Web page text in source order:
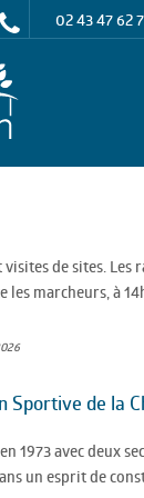
02 43 47 62
visites de sites.
les marcheurs, à
Sportive de la
1973 avec deux
un esprit de